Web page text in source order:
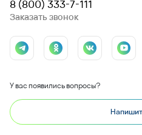
У вас появились вопросы?
Проекты в регионе